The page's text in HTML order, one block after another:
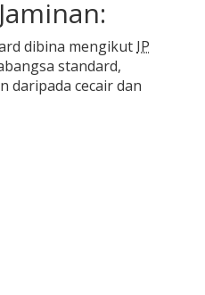
dibina mengikut IP
standard,
daripada cecair dan